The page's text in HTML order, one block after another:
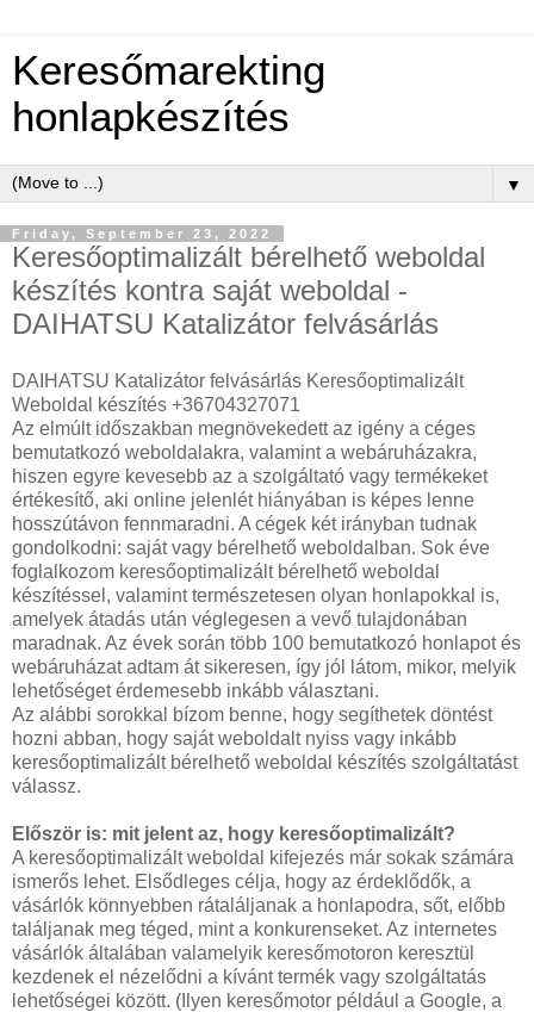
Keresőmarekting
honlapkészítés
▼
Friday, September 23, 2022
Keresőoptimalizált bérelhető weboldal
készítés kontra saját weboldal -
DAIHATSU Katalizátor felvásárlás
DAIHATSU Katalizátor felvásárlás Keresőoptimalizált
Weboldal készítés +36704327071
Az elmúlt időszakban megnövekedett az igény a céges
bemutatkozó weboldalakra, valamint a webáruházakra,
hiszen egyre kevesebb az a szolgáltató vagy termékeket
értékesítő, aki online jelenlét hiányában is képes lenne
hosszútávon fennmaradni. A cégek két irányban tudnak
gondolkodni: saját vagy bérelhető weboldalban. Sok éve
foglalkozom keresőoptimalizált bérelhető weboldal
készítéssel, valamint természetesen olyan honlapokkal is,
amelyek átadás után véglegesen a vevő tulajdonában
maradnak. Az évek során több 100 bemutatkozó honlapot és
webáruházat adtam át sikeresen, így jól látom, mikor, melyik
lehetőséget érdemesebb inkább választani.
Az alábbi sorokkal bízom benne, hogy segíthetek döntést
hozni abban, hogy saját weboldalt nyiss vagy inkább
keresőoptimalizált bérelhető weboldal készítés szolgáltatást
válassz.
Először is: mit jelent az, hogy keresőoptimalizált?
A keresőoptimalizált weboldal kifejezés már sokak számára
ismerős lehet. Elsődleges célja, hogy az érdeklődők, a
vásárlók könnyebben rátaláljanak a honlapodra, sőt, előbb
találjanak meg téged, mint a konkurenseket. Az internetes
vásárlók általában valamelyik keresőmotoron keresztül
kezdenek el nézelődni a kívánt termék vagy szolgáltatás
lehetőségei között. (Ilyen keresőmotor például a Google, a